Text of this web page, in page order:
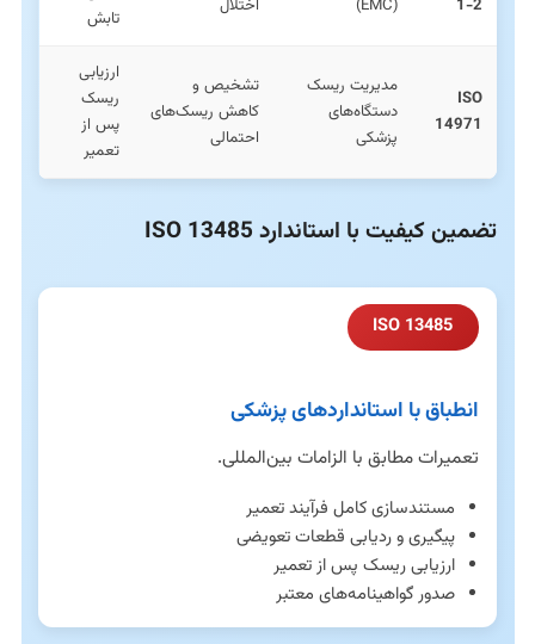
1-2
(EMC) اختلال
تابش
ISO
14971
مدیریت ریسک
دستگاه‌های
پزشکی
تشخیص و
کاهش ریسک‌های
احتمالی
ارزیابی
ریسک
پس از
تعمیر
تضمین کیفیت با استاندارد ISO 13485
ISO 13485
انطباق با استانداردهای پزشکی
تعمیرات مطابق با الزامات بین‌المللی.
مستندسازی کامل فرآیند تعمیر
پیگیری و ردیابی قطعات تعویضی
ارزیابی ریسک پس از تعمیر
صدور گواهینامه‌های معتبر